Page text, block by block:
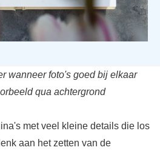
wanneer foto's goed bij elkaar
qua achtergrond
met veel kleine details die los
aan het zetten van de